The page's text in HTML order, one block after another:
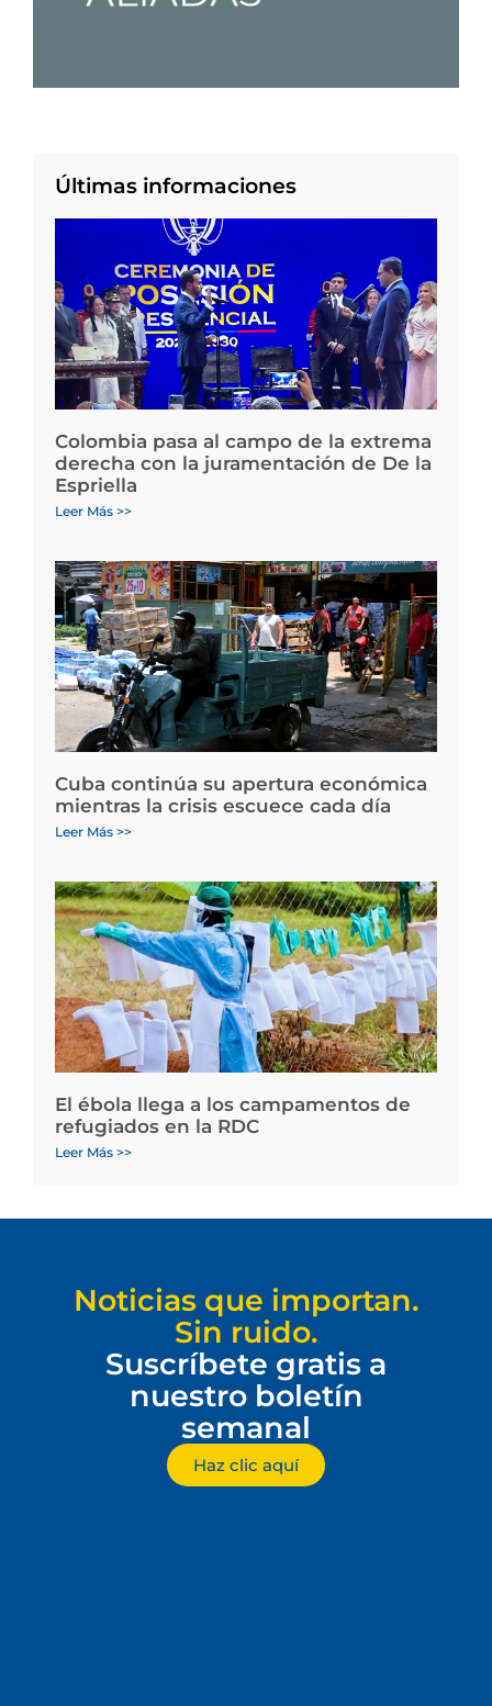
Últimas informaciones
Colombia pasa al campo de la extrema
derecha con la juramentación de De la
Espriella
Leer Más >>
Cuba continúa su apertura económica
mientras la crisis escuece cada día
Leer Más >>
El ébola llega a los campamentos de
refugiados en la RDC
Leer Más >>
Noticias que importan.
Sin ruido.
Suscríbete gratis a
nuestro boletín
semanal
Haz clic aquí